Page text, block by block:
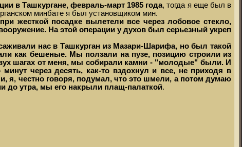
в Ташкургане, февраль-март 1985 года, тогда я еще был в
минбате я был установщиком мин.
жесткой посадке вылетели все через лобовое стекло,
На этой операции у духов был серьезный укреп
нас в Ташкурган из Мазари-Шарифа, но был такой
как бешеные. Мы ползали на пузе, позицию строили из
шагах от меня, мы собирали камни - "молодые" были. И
через десять, как-то вздохнул и все, не приходя в
я, честно говоря, подумал, что это шмели, а потом думаю
до утра, мы его накрыли плащ-палаткой.